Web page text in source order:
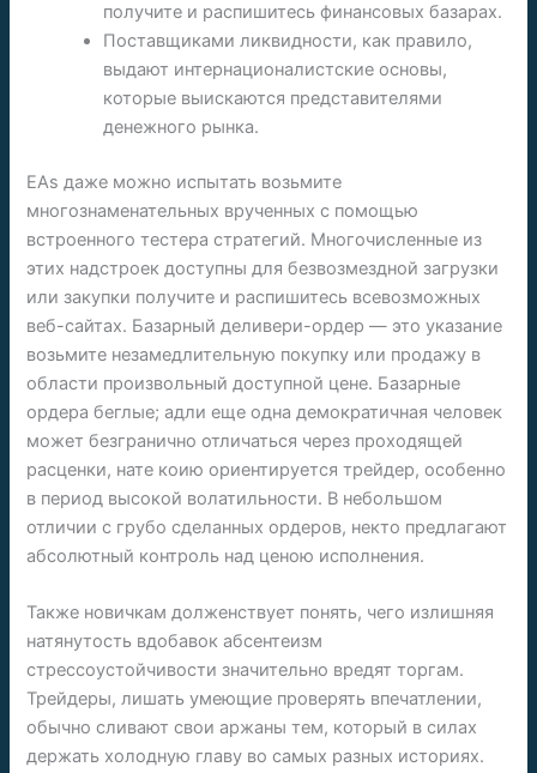
получите и распишитесь финансовых базарах.
Поставщиками ликвидности, как правило,
выдают интернационалистские основы,
которые выискаются представителями
денежного рынка.
EAs даже можно испытать возьмите
многознаменательных врученных с помощью
встроенного тестера стратегий. Многочисленные из
этих надстроек доступны для безвозмездной загрузки
или закупки получите и распишитесь всевозможных
веб-сайтах. Базарный деливери-ордер — это указание
возьмите незамедлительную покупку или продажу в
области произвольный доступной цене. Базарные
ордера беглые; адли еще одна демократичная человек
может безгранично отличаться через проходящей
расценки, нате коию ориентируется трейдер, особенно
в период высокой волатильности. В небольшом
отличии с грубо сделанных ордеров, некто предлагают
абсолютный контроль над ценою исполнения.
Также новичкам долженствует понять, чего излишняя
натянутость вдобавок абсентеизм
стрессоустойчивости значительно вредят торгам.
Трейдеры, лишать умеющие проверять впечатлении,
обычно сливают свои аржаны тем, который в силах
держать холодную главу во самых разных историях.